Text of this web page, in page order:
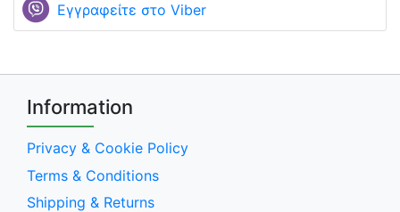
Εγγραφείτε στο Viber
Information
Privacy & Cookie Policy
Terms & Conditions
Shipping & Returns